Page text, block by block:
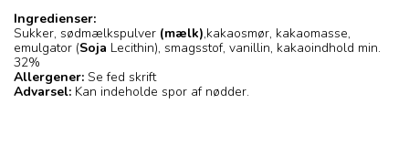
Ingredienser:
Sukker, sødmælkspulver (mælk),kakaosmør, kakaomasse,
emulgator (Soja Lecithin), smagsstof, vanillin, kakaoindhold min.
32%
Allergener: Se fed skrift
Advarsel: Kan indeholde spor af nødder.